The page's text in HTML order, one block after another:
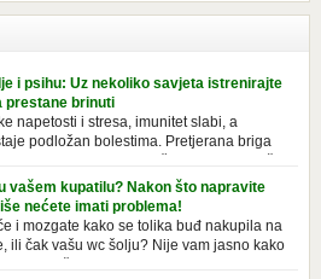
i psihu: Uz nekoliko savjeta istrenirajte
prestane brinuti
napetosti i stresa, imunitet slabi, a
podložan bolestima. Pretjerana briga
na mentalno i na fizičko zdravlje. Može
i loše zdravstveno stanje. Jeste li znali da
broj otkucaja srca, otežati disanje i
s površine i odlazi […]
vašem kupatilu? Nakon što napravite
nećete imati problema!
i mozgate kako se tolika buđ nakupila na
ili čak vašu wc šolju? Nije vam jasno kako